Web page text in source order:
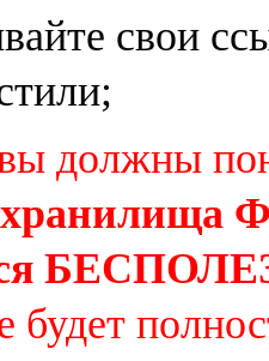
свои
должны
будет